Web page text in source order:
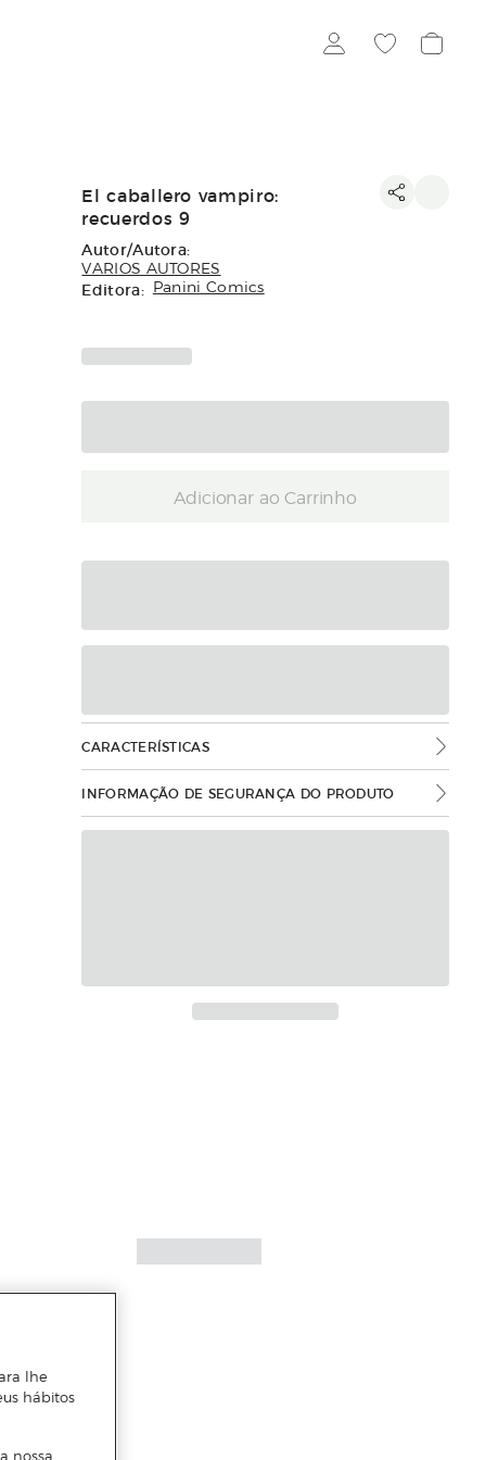
El caballero vampiro:
recuerdos 9
Autor/Autora:
VARIOS AUTORES
Editora: Panini Comics
Adicionar ao Carrinho
CARACTERÍSTICAS
INFORMAÇÃO DE SEGURANÇA DO PRODUTO
lhe
hábitos
nossa